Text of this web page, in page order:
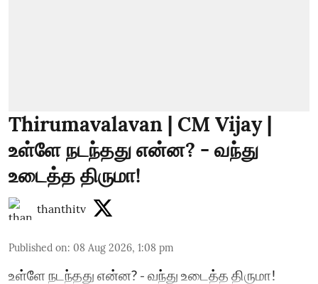
Thirumavalavan | CM Vijay |
உள்ளே நடந்தது என்ன? - வந்து
உடைத்த திருமா!
thanthitv
Published on: 08 Aug 2026, 1:08 pm
உள்ளே நடந்தது என்ன? - வந்து உடைத்த திருமா!